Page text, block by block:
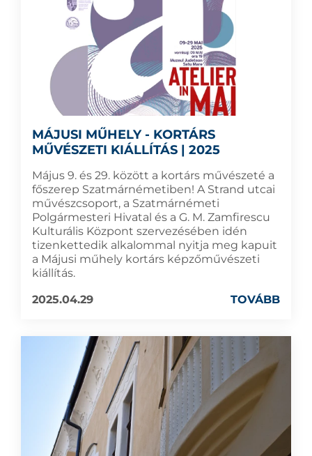
MÁJUSI MŰHELY - KORTÁRS
MŰVÉSZETI KIÁLLÍTÁS | 2025
Május 9. és 29. között a kortárs művészeté a
főszerep Szatmárnémetiben! A Strand utcai
művészcsoport, a Szatmárnémeti
Polgármesteri Hivatal és a G. M. Zamfirescu
Kulturális Központ szervezésében idén
tizenkettedik alkalommal nyitja meg kapuit
a Májusi műhely kortárs képzőművészeti
kiállítás.
2025.04.29
TOVÁBB